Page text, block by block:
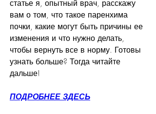
статье я, опытный врач, расскажу
вам о том, что такое паренхима
почки, какие могут быть причины ее
изменения и что нужно делать,
чтобы вернуть все в норму. Готовы
узнать больше? Тогда читайте
дальше!
ПОДРОБНЕЕ ЗДЕСЬ